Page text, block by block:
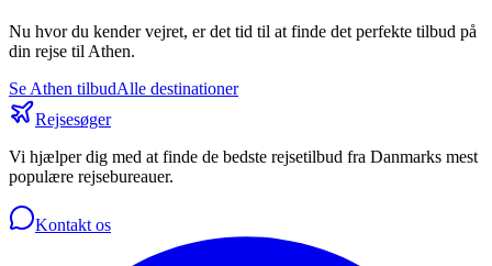
Nu hvor du kender vejret, er det tid til at finde det perfekte tilbud på
din rejse til Athen.
Se Athen tilbudAlle destinationer
Rejsesøger
Vi hjælper dig med at finde de bedste rejsetilbud fra Danmarks mest
populære rejsebureauer.
Kontakt os